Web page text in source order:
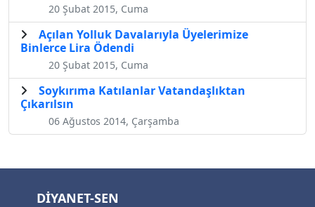
20 Şubat 2015, Cuma
Açılan Yolluk Davalarıyla Üyelerimize
Binlerce Lira Ödendi
20 Şubat 2015, Cuma
Soykırıma Katılanlar Vatandaşlıktan
Çıkarılsın
06 Ağustos 2014, Çarşamba
DİYANET-SEN